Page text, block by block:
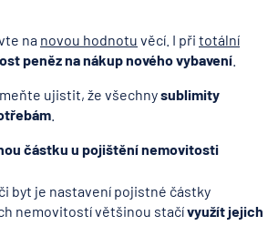
na novou hodnotuvěcí. I při totální
peněz na nákup nového vybavení.
ujistit, že všechnysublimity
.
částku u pojištění nemovitosti
byt je nastavení pojistné částky
nemovitostí většinou stačívyužít jejich